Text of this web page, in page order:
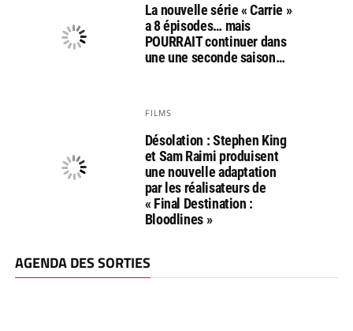
La nouvelle série « Carrie »
a 8 épisodes… mais
POURRAIT continuer dans
une une seconde saison…
FILMS
Désolation : Stephen King
et Sam Raimi produisent
une nouvelle adaptation
par les réalisateurs de
« Final Destination :
Bloodlines »
AGENDA DES SORTIES